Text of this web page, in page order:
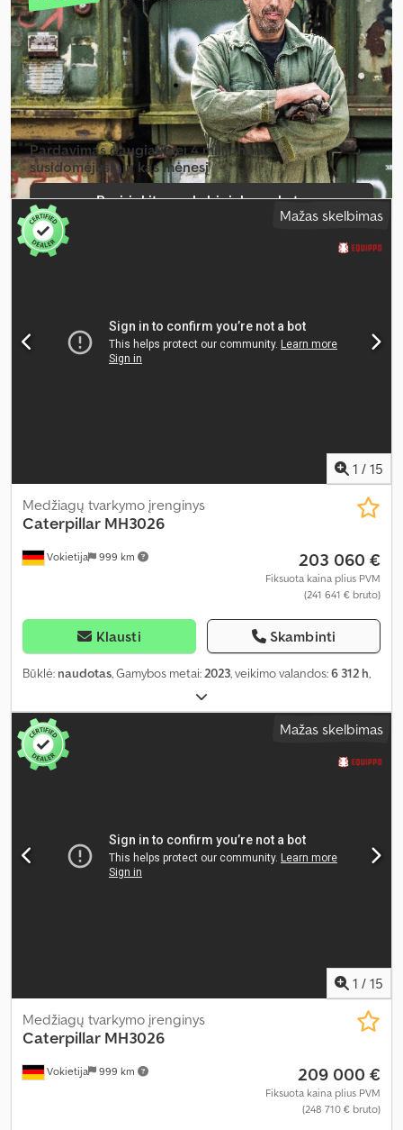
Pardavimas daugiau nei 4 milijonams
susidomėjusiųjų kas mėnesį
Pasirinkite prekybininko paketą
Mažas skelbimas
1 / 15
Vokietija 999 km
Medžiagų tvarkymo įrenginys
Caterpillar MH3026
203 060 €
Fiksuota kaina plius PVM
(241 641 € bruto)
Klausti Skambinti
Būklė: naudotas, Gamybos metai:2023, veikimo valandos:6 312 h,
Mažas skelbimas
1 / 15
Vokietija 999 km
Medžiagų tvarkymo įrenginys
Caterpillar MH3026
209 000 €
Fiksuota kaina plius PVM
(248 710 € bruto)